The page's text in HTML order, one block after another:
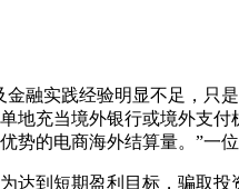
实践经验明显不足，只
充当境外银行或境外支
的电商海外结算量。”一
到短期盈利目标，骗取投